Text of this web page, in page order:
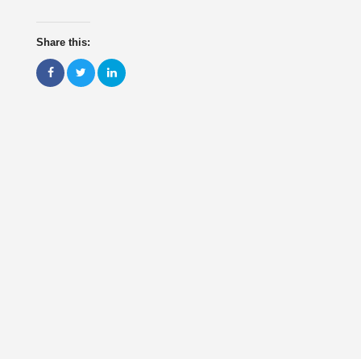
Share this: